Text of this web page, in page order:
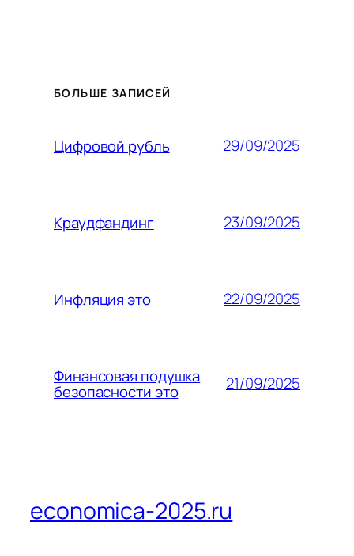
БОЛЬШЕ ЗАПИСЕЙ
Цифровой рубль 29/09/2025
Краудфандинг 23/09/2025
Инфляция это 22/09/2025
Финансовая подушка
безопасности это 21/09/2025
economica-2025.ru